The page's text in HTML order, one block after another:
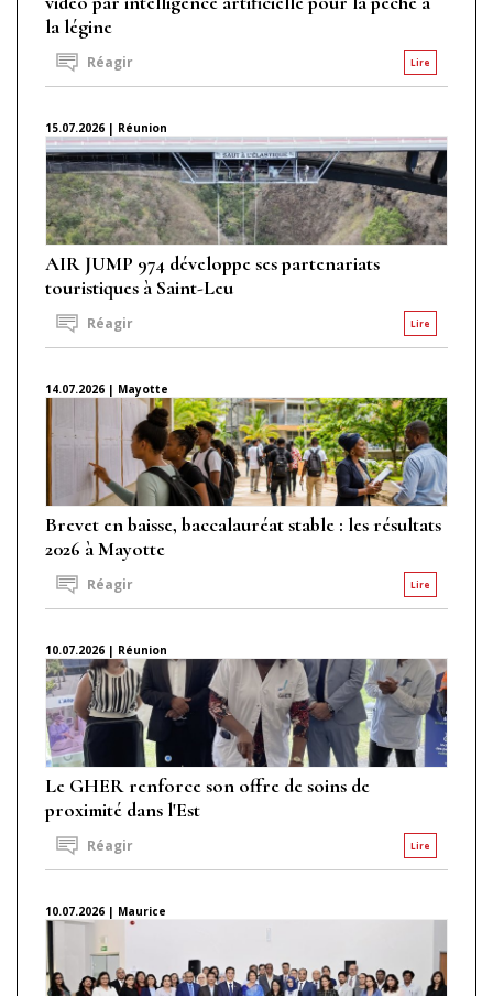
la légine
Lire
Réagir
15.07.2026 | Réunion
AIR JUMP 974 développe ses partenariats
touristiques à Saint-Leu
Lire
Réagir
14.07.2026 | Mayotte
Brevet en baisse, baccalauréat stable : les résultats
2026 à Mayotte
Lire
Réagir
10.07.2026 | Réunion
Le GHER renforce son offre de soins de
proximité dans l'Est
Lire
Réagir
10.07.2026 | Maurice